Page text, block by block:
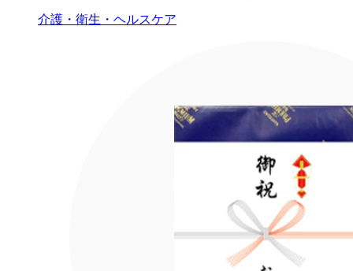
介護・衛生・ヘルスケア